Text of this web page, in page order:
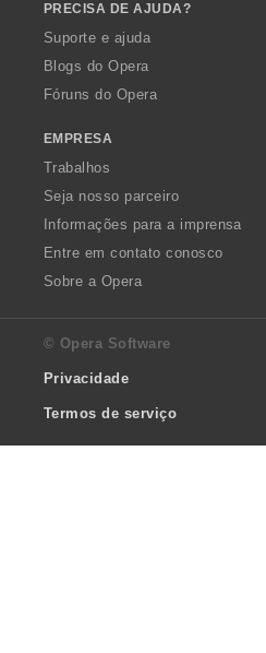
PRECISA DE AJUDA?
Suporte e ajuda
Blogs do Opera
Fóruns do Opera
EMPRESA
Trabalhos
Seja nosso parceiro
Informações para a imprensa
Entre em contato conosco
Sobre a Opera
© Opera Software
Privacidade
Termos de serviço